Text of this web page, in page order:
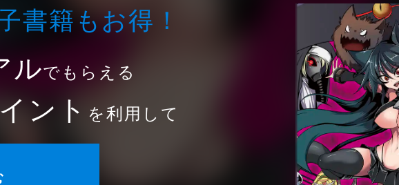
書籍もお得！
ルでもらえる
ント を利用して